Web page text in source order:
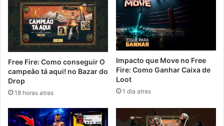
Free Fire: Como conseguir O
campeão tá aqui! no Bazar do
Drop
18 horas atras
Impacto que Move no Free
Fire: Como Ganhar Caixa de
Loot
1 dia atras